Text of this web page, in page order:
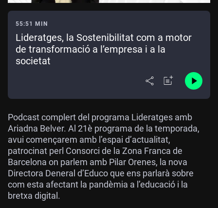
55:51 MIN
Lideratges, la Sostenibilitat com a motor
de transformació a l’empresa i a la
societat
Podcast complert del programa Lideratges amb
Ariadna Belver. Al 21è programa de la temporada,
avui començarem amb l’espai d’actualitat,
patrocinat perl Consorci de la Zona Franca de
Barcelona on parlem amb Pilar Orenes, la nova
Directora Deneral d’Educo que ens parlarà sobre
com esta afectant la pandèmia a l’educació i la
bretxa digital.